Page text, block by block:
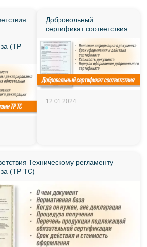
(ТР
Добровольный
сертификат соответствия
12.01.2024
Техническому регламенту
(ТР ТС)